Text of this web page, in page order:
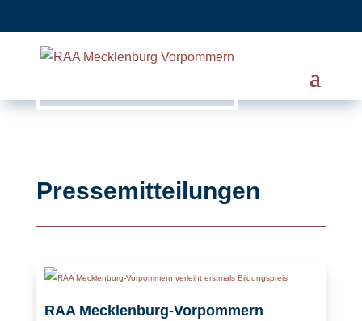
Pressemitteilungen
RAA Mecklenburg-Vorpommern